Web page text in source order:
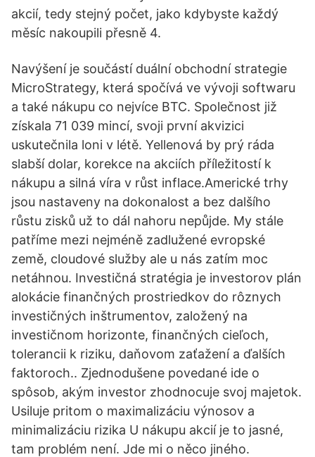
akcií, tedy stejný počet, jako kdybyste každý
měsíc nakoupili přesně 4.
Navýšení je součástí duální obchodní strategie
MicroStrategy, která spočívá ve vývoji softwaru
a také nákupu co nejvíce BTC. Společnost již
získala 71 039 mincí, svoji první akvizici
uskutečnila loni v létě. Yellenová by prý ráda
slabší dolar, korekce na akciích příležitostí k
nákupu a silná víra v růst inflace.Americké trhy
jsou nastaveny na dokonalost a bez dalšího
růstu zisků už to dál nahoru nepůjde. My stále
patříme mezi nejméně zadlužené evropské
země, cloudové služby ale u nás zatím moc
netáhnou. Investičná stratégia je investorov plán
alokácie finančných prostriedkov do rôznych
investičných inštrumentov, založený na
investičnom horizonte, finančných cieľoch,
tolerancii k riziku, daňovom zaťažení a ďalších
faktoroch.. Zjednodušene povedané ide o
spôsob, akým investor zhodnocuje svoj majetok.
Usiluje pritom o maximalizáciu výnosov a
minimalizáciu rizika U nákupu akcií je to jasné,
tam problém není. Jde mi o něco jiného.